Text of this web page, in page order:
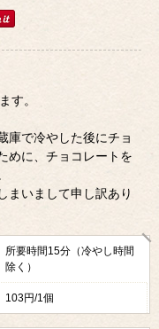
す。
庫で冷やした後にチョ
めに、チョコレートを
まいまして申し訳あり
所要時間15分（冷やし時間
除く）
103円/1個